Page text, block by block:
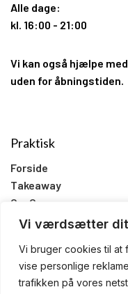
Vi værdsætter
Vi bruger cookies til at
vise personlige
trafikken på vores
Alle dage:
kl. 16:00 - 21:00
Vi kan også hjælpe
uden for åbningstiden.
Praktisk
Forside
Takeaway
Om Os
Kontakt os
Privatlivspolitik